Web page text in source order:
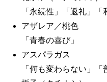
「永続性」「返礼」「
アザレア／桃色
「青春の喜び」
アスパラガス
「何も変わらない」「